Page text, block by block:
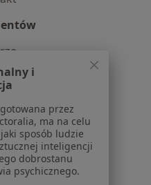
i
przez
ma na celu
sposób ludzie
inteligencji
dobrostanu
psychicznego.